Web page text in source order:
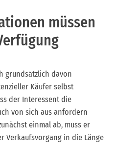
müssen
grundsätzlich davon
Käufer selbst
der Interessent die
von sich aus anfordern
einmal ab, muss er
Verkaufsvorgang in die Länge